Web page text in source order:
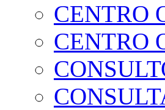
CENTRO
CENTRO